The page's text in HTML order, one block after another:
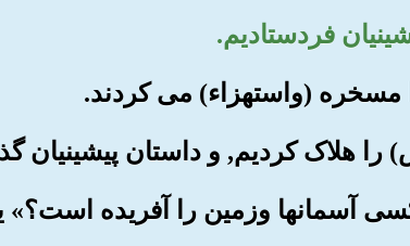
آسمانها وزمین را آفریده است؟»